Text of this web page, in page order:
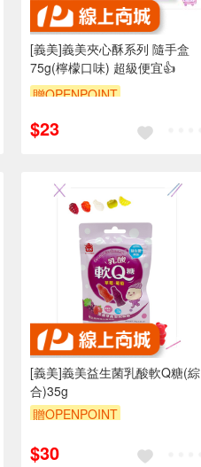
[義美]義美夾心酥系列 隨手盒
75g(檸檬口味) 超級便宜👍
贈OPENPOINT
$23
[義美]義美益生菌乳酸軟Q糖(綜
合)35g
贈OPENPOINT
$30